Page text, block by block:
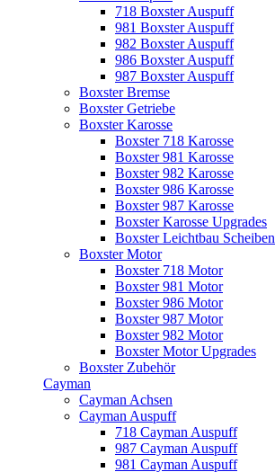
718 Boxster Auspuff
981 Boxster Auspuff
982 Boxster Auspuff
986 Boxster Auspuff
987 Boxster Auspuff
Boxster Bremse
Boxster Getriebe
Boxster Karosse
Boxster 718 Karosse
Boxster 981 Karosse
Boxster 982 Karosse
Boxster 986 Karosse
Boxster 987 Karosse
Boxster Karosse Upgrades
Boxster Leichtbau Scheiben
Boxster Motor
Boxster 718 Motor
Boxster 981 Motor
Boxster 986 Motor
Boxster 987 Motor
Boxster 982 Motor
Boxster Motor Upgrades
Boxster Zubehör
Cayman
Cayman Achsen
Cayman Auspuff
718 Cayman Auspuff
987 Cayman Auspuff
981 Cayman Auspuff